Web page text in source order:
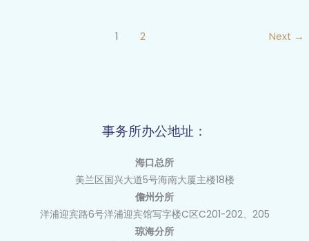
1 2 Next →
事务所办公地址：
海口总所
美兰区国兴大道5号海南大厦主楼18楼
儋州分所
洋浦迎宾路6号洋浦迎宾馆写字楼C区C201-202、205
琼海分所